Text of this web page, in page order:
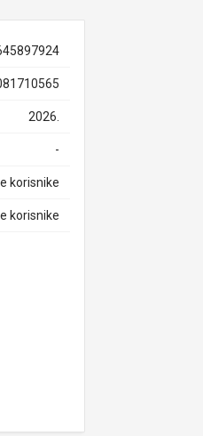
2026.
-
korisnike
korisnike